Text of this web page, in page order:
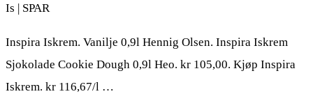
Is | SPAR
Inspira Iskrem. Vanilje 0,9l Hennig Olsen. Inspira Iskrem
Sjokolade Cookie Dough 0,9l Heo. kr 105,00. Kjøp Inspira
Iskrem. kr 116,67/l …